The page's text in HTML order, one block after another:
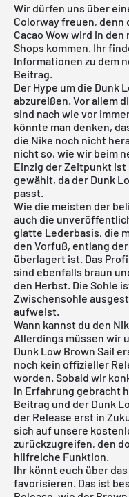
Wir dürfen uns über
Colorway freuen, denn
Cacao Wow wird in
Shops kommen. Ihr
Informationen zu dem
Beitrag.
Der Hype um die Dunk
abzureißen. Vor allem
sind nach wie vor
könnte man denken,
die Nike noch nicht
nicht so, wie wir beim
Einzig der Zeitpunkt
gewählt, da der Dunk
passt.
Wie die meisten der
auch die
glatte Lederbasis, die
den Vorfuß, entlang
überlagert ist. Das
sind ebenfalls braun
den Herbst. Die Sohle
Zwischensohle
aufweist.
Wann kannst du den
Allerdings müssen wir
Dunk Low Brown Sail
noch kein offizieller
worden. Sobald wir
in Erfahrung gebracht
Beitrag und der Dunk
der Release erst in
sich auf unsere
zurückzugreifen, den
hilfreiche Funktion.
Ihr könnt euch über
favorisieren. Das ist